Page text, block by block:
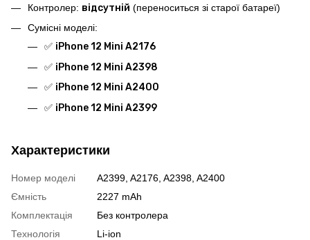
Контролер: відсутній (переноситься зі старої батареї)
Сумісні моделі:
✅ iPhone 12 Mini A2176
✅ iPhone 12 Mini A2398
✅ iPhone 12 Mini A2400
✅ iPhone 12 Mini A2399
Характеристики
Номер моделі
A2399, A2176, A2398, A2400
Ємність
2227 mAh
Комплектація
Без контролера
Технологія
Li-ion